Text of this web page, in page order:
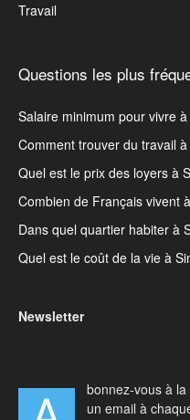
Travail
Questions les plus
Salaire minimum pour vivre
Comment trouver du travail
Quel est le prix des loyers à
Combien de Français vivent
Dans quel quartier habiter à
Quel est le coût de la vie à
Newsletter
bonnez-vous à
un email à